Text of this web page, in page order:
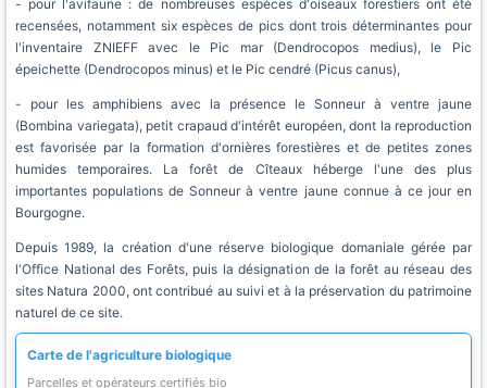
- pour l'avifaune : de nombreuses espèces d'oiseaux forestiers ont été
recensées, notamment six espèces de pics dont trois déterminantes pour
l'inventaire ZNIEFF avec le Pic mar (Dendrocopos medius), le Pic
épeichette (Dendrocopos minus) et le Pic cendré (Picus canus),
- pour les amphibiens avec la présence le Sonneur à ventre jaune
(Bombina variegata), petit crapaud d'intérêt européen, dont la reproduction
est favorisée par la formation d'ornières forestières et de petites zones
humides temporaires. La forêt de Cîteaux héberge l'une des plus
importantes populations de Sonneur à ventre jaune connue à ce jour en
Bourgogne.
Depuis 1989, la création d'une réserve biologique domaniale gérée par
l'Office National des Forêts, puis la désignation de la forêt au réseau des
sites Natura 2000, ont contribué au suivi et à la préservation du patrimoine
naturel de ce site.
Carte de l'agriculture biologique
Parcelles et opérateurs certifiés bio